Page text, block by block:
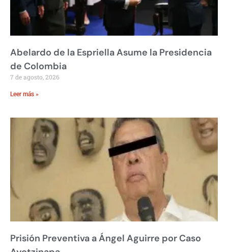
Abelardo de la Espriella Asume la Presidencia
de Colombia
7 de agosto, 2026
Leer más »
Prisión Preventiva a Ángel Aguirre por Caso